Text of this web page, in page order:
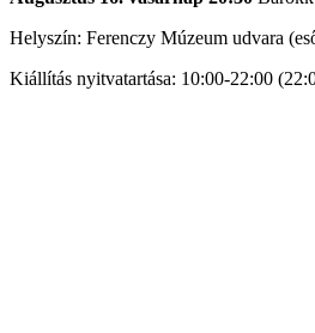
Helyszín: Ferenczy Múzeum udvara
Kiállítás nyitvatartása: 10:00-22:00